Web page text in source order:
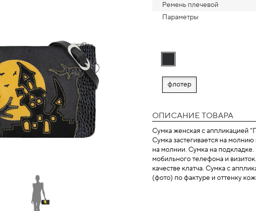
Ремень плечевой
Параметры
флотер
ОПИСАНИЕ ТОВАРА
Сумка женская с аппликацией
Сумка застегивается на
на молнии. Сумка на
мобильного телефона и
качестве клатча. Сумка с
(фото) по фактуре и оттенку